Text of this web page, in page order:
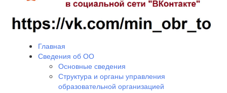
Главная
Сведения об ОО
Основные сведения
Структура и органы управления
образовательной организацией